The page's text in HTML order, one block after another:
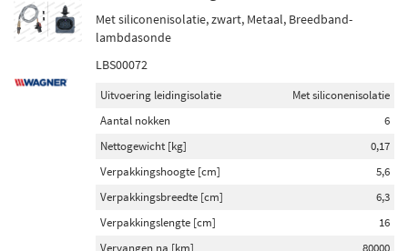
Met siliconenisolatie, zwart, Metaal, Breedband-
lambdasonde
LBS00072
Uitvoering leidingisolatie
Met siliconenisolatie
Aantal nokken
6
Nettogewicht [kg]
0,17
Verpakkingshoogte [cm]
5,6
Verpakkingsbreedte [cm]
6,3
Verpakkingslengte [cm]
16
Vervangen na [km]
80000